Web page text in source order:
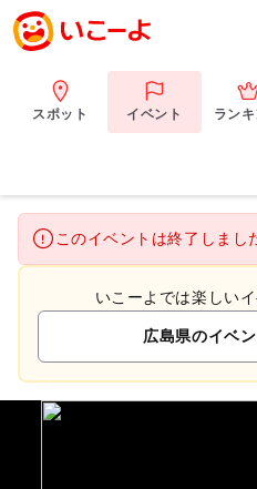
スポット イベント ラン
このイベントは終了しまし
いこーよでは楽しい
広島県のイベ